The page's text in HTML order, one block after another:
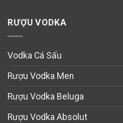
RƯỢU VODKA
Vodka Cá Sấu
Rượu Vodka Men
Rượu Vodka Beluga
Rượu Vodka Absolut